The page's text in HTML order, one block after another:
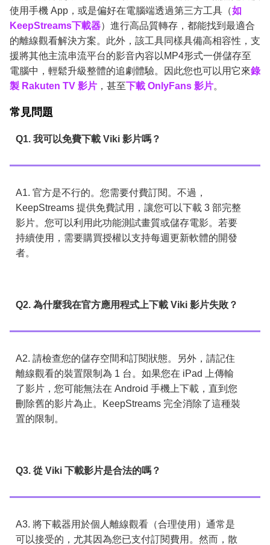
使用手機 App，或是偏好在電腦端透過第三方工具（如
KeepStreams下載器）進行高品質轉存，都能找到最適合
的離線觀看解決方案。此外，該工具同樣具備高相容性，支
援將其他主流串流平台的影音內容以MP4形式一併儲存至
電腦中，輕鬆升級整體的追劇體驗。因此您也可以用它來錄
製 Rakuten TV 影片 ，甚至下載 OnlyFans 影片。
常見問題
Q1. 我可以免費下載 Viki 影片嗎？
A1. 官方是不行的。您需要付費訂閱。不過，
KeepStreams 提供免費試用，讓您可以下載 3 部完整
影片。您可以利用此功能測試畫質或儲存電影。若要
持續使用，需要購買授權以支持每週更新軟體的開發
者。
Q2. 為什麼我在官方應用程式上下載 Viki 影片失敗？
A2. 請檢查您的儲存空間和訂閱狀態。另外，請記住
離線觀看的裝置限制為 1 台。如果您在 iPad 上傳輸
了影片，您可能無法在 Android 手機上下載，直到您
刪除舊的影片為止。KeepStreams 完全消除了這種裝
置的限制。
Q3. 從 Viki 下載影片是合法的嗎？
A3. 將下載器用於個人離線觀看（合理使用）通常是
可以接受的，尤其因為您已支付訂閱費用。然而，散